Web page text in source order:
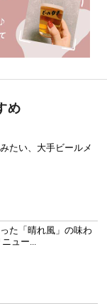
め
たい、大手ビールメ
た「晴れ風」の味わ
ュー...